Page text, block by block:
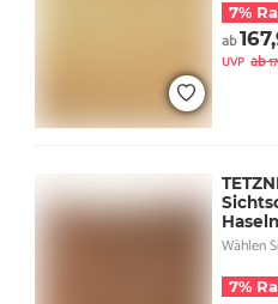
7%
ab
UVP ab
Wählen
7%